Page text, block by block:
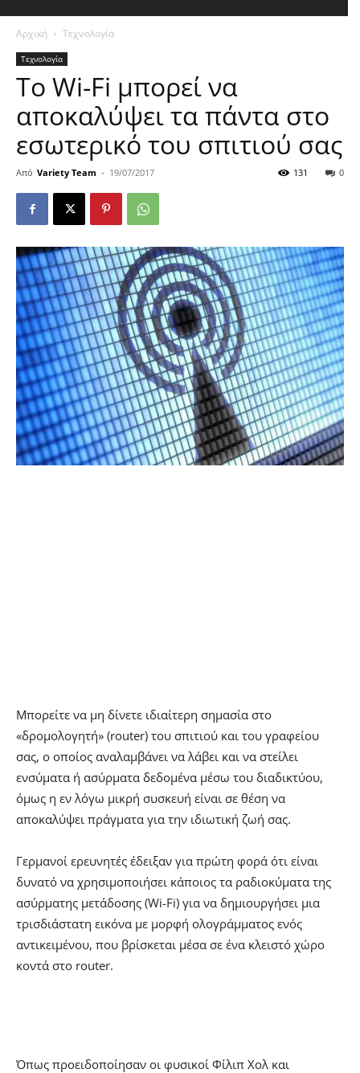
Αρχική Τεχνολογία
Τεχνολογία
Tο Wi-Fi μπορεί να
αποκαλύψει τα πάντα στο
εσωτερικό του σπιτιού σας
Από Variety Team - 19/07/2017 0
131
Μπορείτε να μη δίνετε ιδιαίτερη σημασία στο
«δρομολογητή» (router) του σπιτιού και του γραφείου
σας, ο οποίος αναλαμβάνει να λάβει και να στείλει
ενσύματα ή ασύρματα δεδομένα μέσω του διαδικτύου,
όμως η εν λόγω μικρή συσκευή είναι σε θέση να
αποκαλύψει πράγματα για την ιδιωτική ζωή σας.
Γερμανοί ερευνητές έδειξαν για πρώτη φορά ότι είναι
δυνατό να χρησιμοποιήσει κάποιος τα ραδιοκύματα της
ασύρματης μετάδοσης (Wi-Fi) για να δημιουργήσει μια
τρισδιάστατη εικόνα με μορφή ολογράμματος ενός
αντικειμένου, που βρίσκεται μέσα σε ένα κλειστό χώρο
κοντά στο router.
Όπως προειδοποίησαν οι φυσικοί Φίλιπ Χολ και